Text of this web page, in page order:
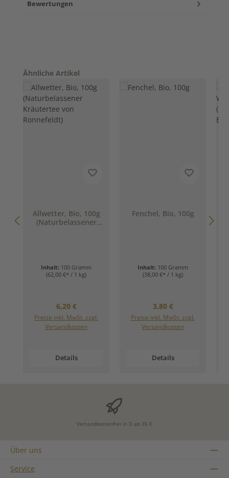
Bewertungen
Produktgalerie überspringen
Ähnliche Artikel
Allwetter, Bio, 100g
(Naturbelassener
Inhalt: 100 Gramm
(62,00 €* / 1 kg)
Regulärer Preis:
6,20 €
Preise inkl. MwSt. zzgl.
Versandkosten
Details
Fenchel, Bio, 100g
Inhalt: 100 Gramm
(38,00 €* / 1 kg)
Regulärer Preis:
3,80 €
Preise inkl. MwSt. zzgl.
Versandkosten
Details
Versandkostenfrei in D ab 35 €
Über uns
Service